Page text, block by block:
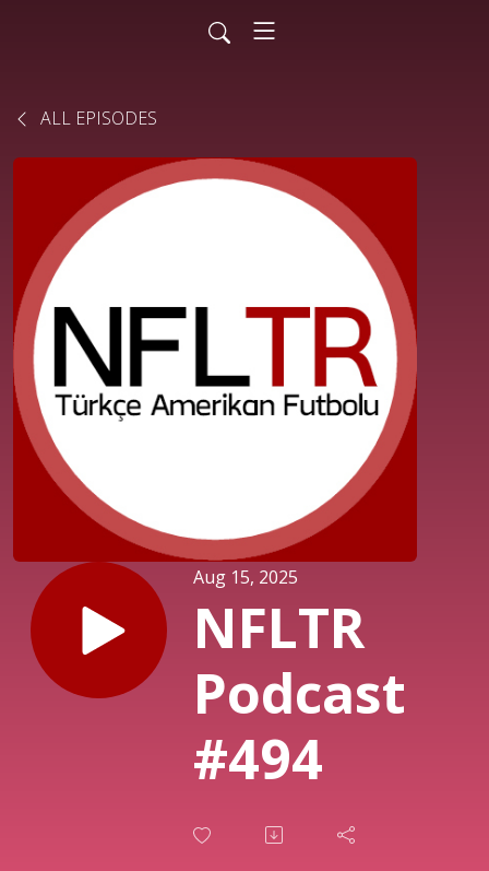
ALL EPISODES
Aug 15, 2025
NFLTR
Podcast
#494